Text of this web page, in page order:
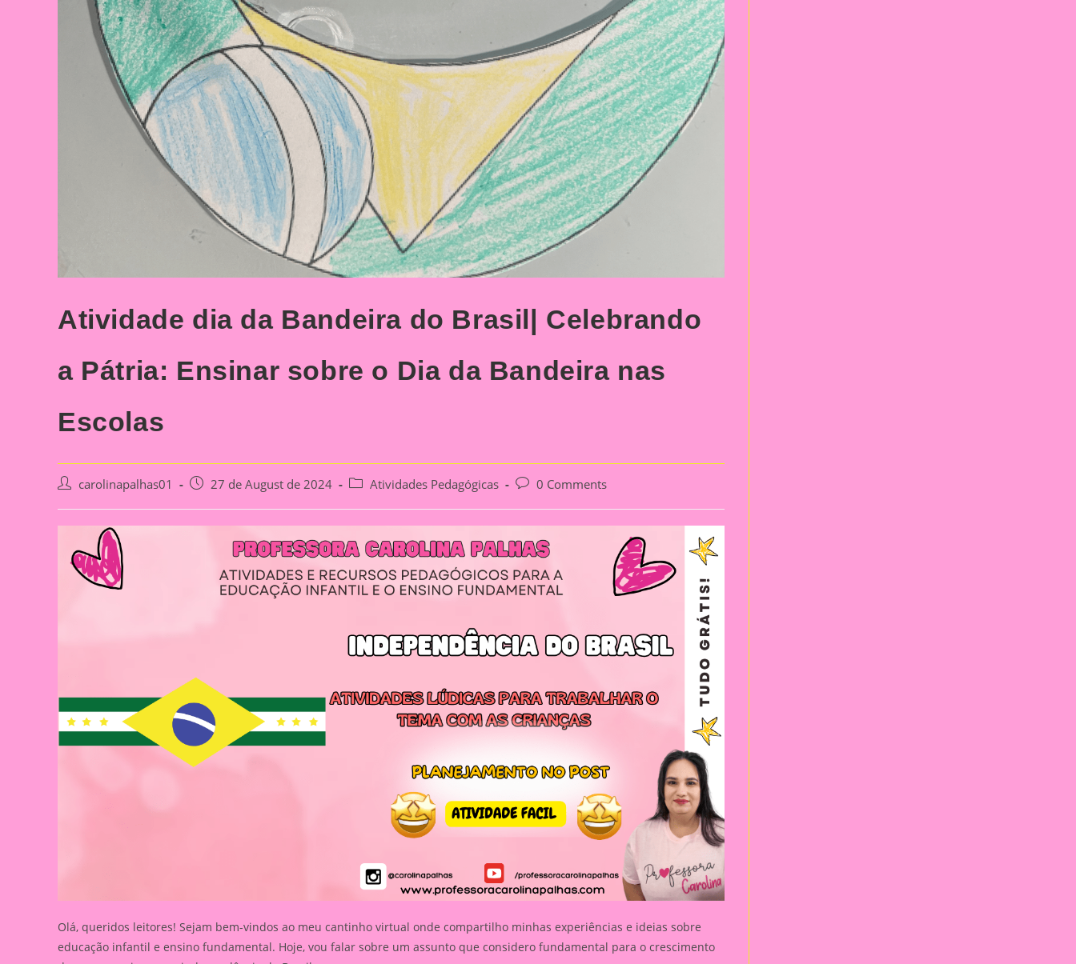
Atividade dia da Bandeira do Brasil| Celebrando
a Pátria: Ensinar sobre o Dia da Bandeira nas
Escolas
Post carolinapalhas01
Post 27 de August de 2024
PostAtividades Pedagógicas
Post0 Comments
Olá, queridos leitores! Sejam bem-vindos ao meu cantinho virtual onde compartilho minhas experiências e ideias sobre
educação infantil e ensino fundamental. Hoje, vou falar sobre um assunto que considero fundamental para o crescimento